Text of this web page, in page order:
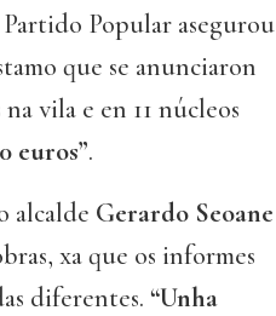
Partido Popular asegurou
que se anunciaron
vila e en 11 núcleos
euros”.
alcalde Gerardo Seoane
xa que os informes
diferentes. “Unha